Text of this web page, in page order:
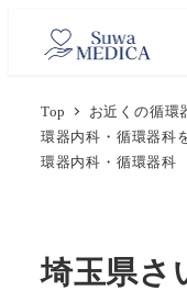
Top お近くの循環
環器内科・循環器科
環器内科・循環器科
埼玉県さ